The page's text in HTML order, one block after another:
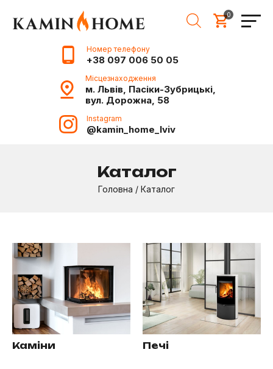
0
Номер телефону
+38 097 006 50 05
Місцезнаходження
м. Львів, Пасіки-Зубрицькі,
вул. Дорожна, 58
Instagram
@kamin_home_lviv
Каталог
Головна / Каталог
Каміни Печі